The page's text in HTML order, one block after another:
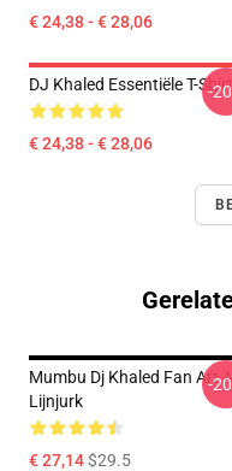
€ 24,38 - € 28,06
DJ Khaled Essentiële T-Shirt
€ 24,38 - € 28,06
-
Mumbu Dj Khaled Fan Art A
Lijnjurk
€ 27,14$29.5
-